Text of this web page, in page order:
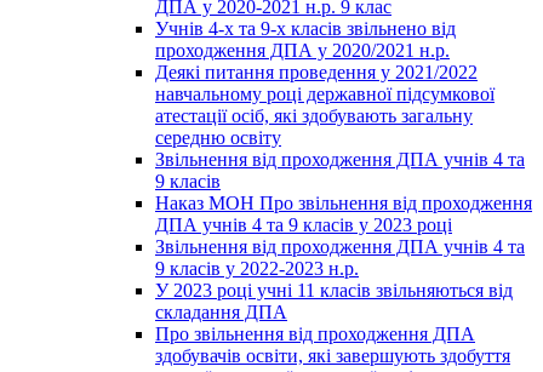
ДПА у 2020-2021 н.р. 9 клас
Учнів 4-х та 9-х класів звільнено від
проходження ДПА у 2020/2021 н.р.
Деякі питання проведення у 2021/2022
навчальному році державної підсумкової
атестації осіб, які здобувають загальну
середню освіту
Звільнення від проходження ДПА учнів 4 та
9 класів
Наказ МОН Про звільнення від проходження
ДПА учнів 4 та 9 класів у 2023 році
Звільнення від проходження ДПА учнів 4 та
9 класів у 2022-2023 н.р.
У 2023 році учні 11 класів звільняються від
складання ДПА
Про звільнення від проходження ДПА
здобувачів освіти, які завершують здобуття